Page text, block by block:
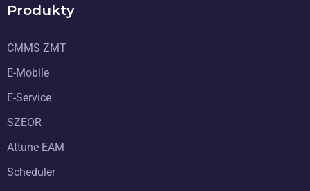
Produkty
CMMS ZMT
E-Mobile
E-Service
SZEOR
Attune EAM
Scheduler